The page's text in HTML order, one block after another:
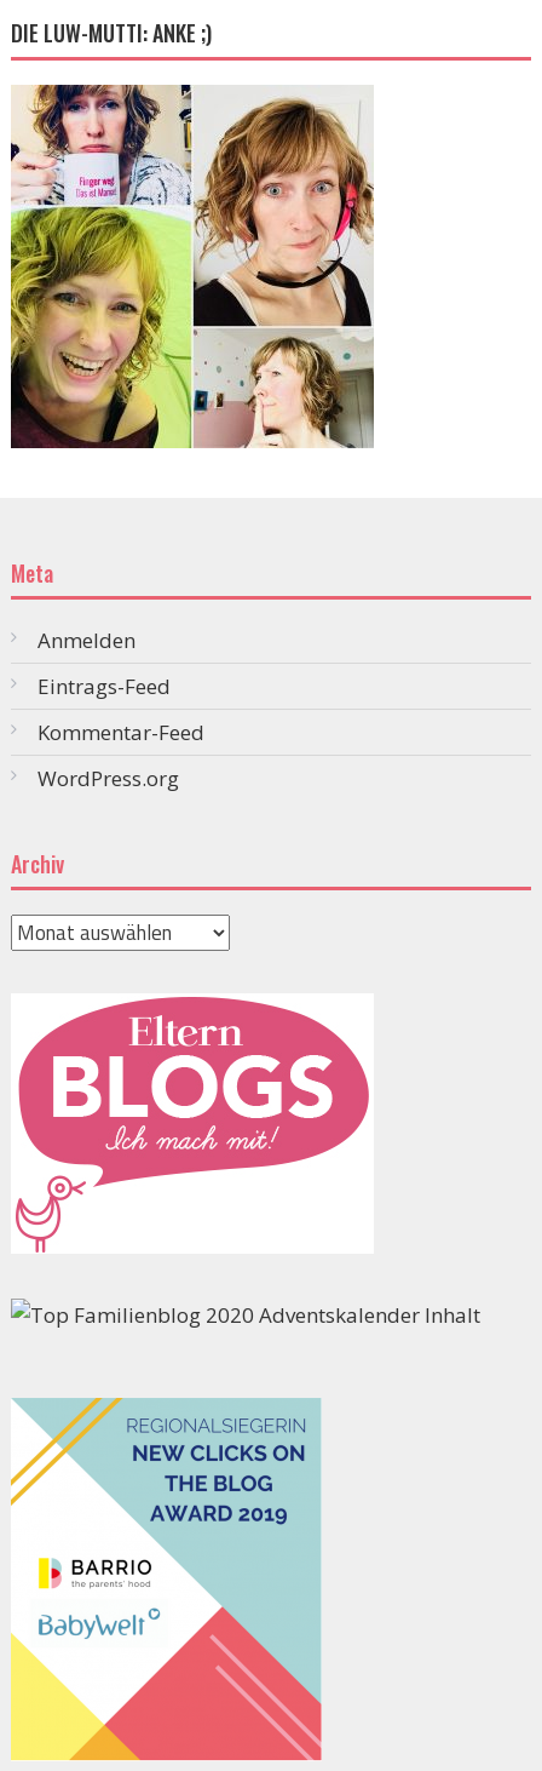
DIE LUW-MUTTI: ANKE ;)
Meta
Anmelden
Eintrags-Feed
Kommentar-Feed
WordPress.org
Archiv
Archiv